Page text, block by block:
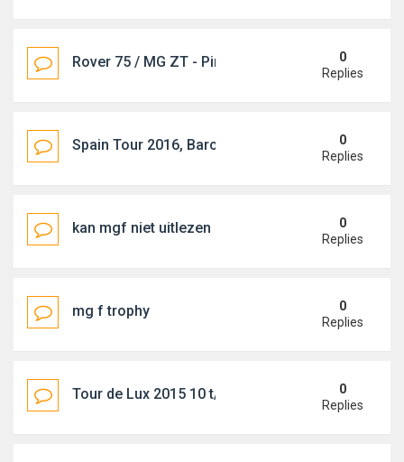
Rover 75 / MG ZT - Pinksteren 2017 - Oostenrijk
0
Replies
Spain Tour 2016, Barcelona 22.09.-25.09.2016
0
Replies
kan mgf niet uitlezen
0
Replies
mg f trophy
0
Replies
Tour de Lux 2015 10 t/m 12 Juli
0
Replies